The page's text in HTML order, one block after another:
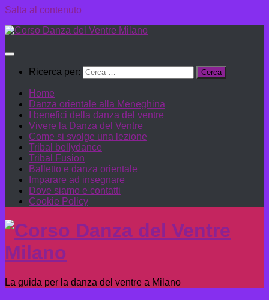
Salta al contenuto
Ricerca per:
Home
Danza orientale alla Meneghina
I benefici della danza del ventre
Vivere la Danza del Ventre
Come si svolge una lezione
Tribal bellydance
Tribal Fusion
Balletto e danza orientale
Imparare ad insegnare
Dove siamo e contatti
Cookie Policy
La guida per la danza del ventre a Milano